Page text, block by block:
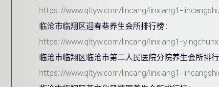
https:://www.qltyw.com/lincang/linxiang1-
临沧市临翔区迎春巷养生会所排行榜：
https:://www.qltyw.com/lincang/linxiang1-
临沧市临翔区临沧市第二人民医院分院养生会所排
https:://www.qltyw.com/lincang/linxiang1-